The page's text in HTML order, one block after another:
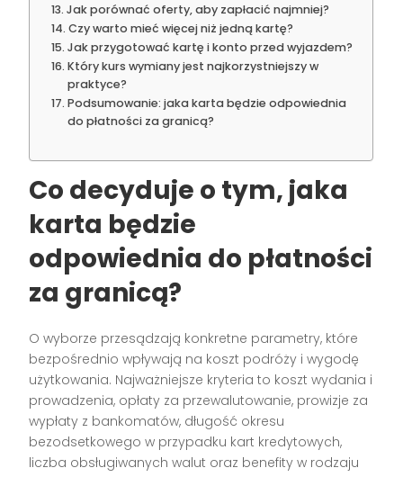
Jak porównać oferty, aby zapłacić najmniej?
Czy warto mieć więcej niż jedną kartę?
Jak przygotować kartę i konto przed wyjazdem?
Który kurs wymiany jest najkorzystniejszy w
praktyce?
Podsumowanie: jaka karta będzie odpowiednia
do płatności za granicą?
Co decyduje o tym, jaka
karta będzie
odpowiednia do płatności
za granicą?
O wyborze przesądzają konkretne parametry, które
bezpośrednio wpływają na koszt podróży i wygodę
użytkowania. Najważniejsze kryteria to koszt wydania i
prowadzenia, opłaty za przewalutowanie, prowizje za
wypłaty z bankomatów, długość okresu
bezodsetkowego w przypadku kart kredytowych,
liczba obsługiwanych walut oraz benefity w rodzaju